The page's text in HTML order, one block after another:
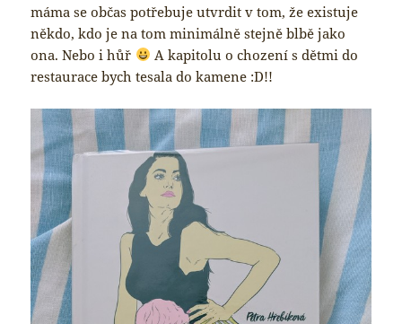
máma se občas potřebuje utvrdit v tom, že existuje
někdo, kdo je na tom minimálně stejně blbě jako
ona. Nebo i hůř
A kapitolu o chození s dětmi do
restaurace bych tesala do kamene :D!!